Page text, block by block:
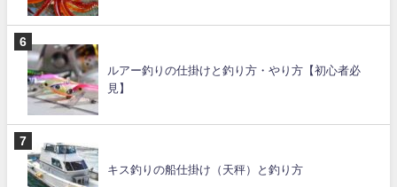
ルアー釣りの仕掛けと釣り方・やり方【初心者必
見】
キス釣りの船仕掛け（天秤）と釣り方